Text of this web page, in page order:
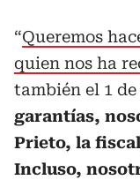
“Queremos
quien nos ha
también el 1
garantías,
Prieto, la
Incluso,